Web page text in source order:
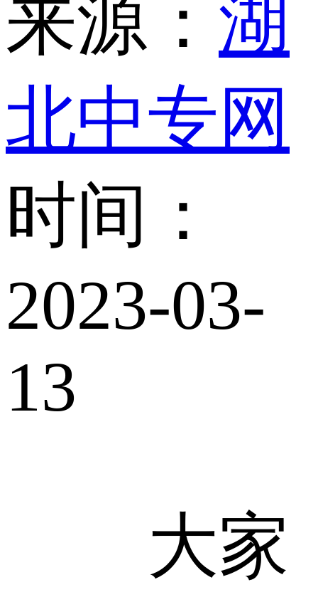
来源： 湖
北中专网
时间：
2023-03-
13
大家